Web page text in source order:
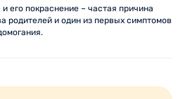
и его покраснение – частая причина
родителей и один из первых симптомов